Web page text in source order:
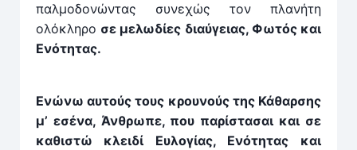
παλμοδονώντας συνεχώς τον πλανήτη
ολόκληρο σε μελωδίες διαύγειας, Φωτός και
Ενότητας.
Ενώνω αυτούς τους κρουνούς της Κάθαρσης
μ’ εσένα, Άνθρωπε, που παρίστασαι και σε
καθιστώ κλειδί Ευλογίας, Ενότητας και